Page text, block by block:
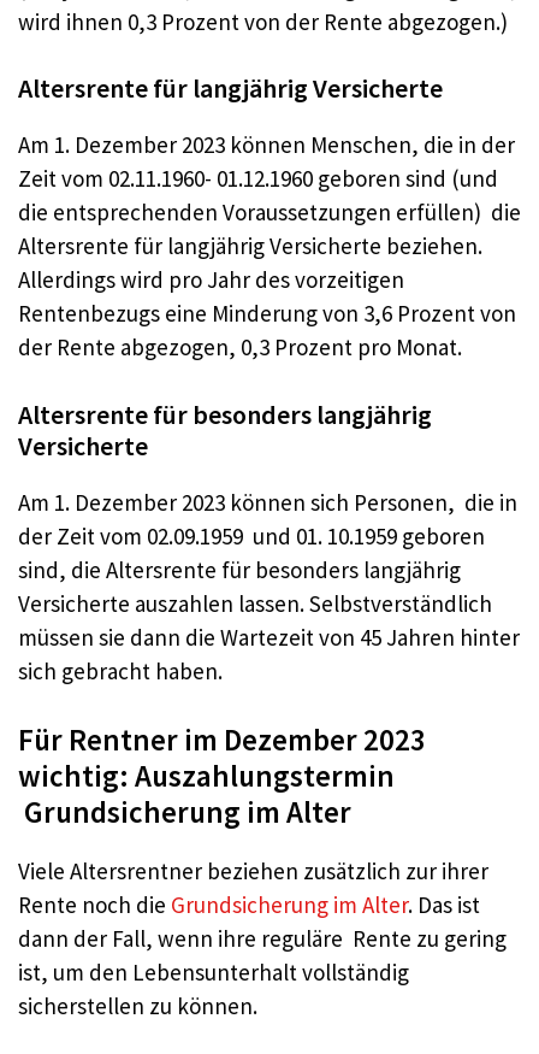
wird ihnen 0,3 Prozent von der Rente abgezogen.)
Altersrente für langjährig Versicherte
Am 1. Dezember 2023 können Menschen, die in der
Zeit vom 02.11.1960- 01.12.1960 geboren sind (und
die entsprechenden Voraussetzungen erfüllen) die
Altersrente für langjährig Versicherte beziehen.
Allerdings wird pro Jahr des vorzeitigen
Rentenbezugs eine Minderung von 3,6 Prozent von
der Rente abgezogen, 0,3 Prozent pro Monat.
Altersrente für besonders langjährig
Versicherte
Am 1. Dezember 2023 können sich Personen, die in
der Zeit vom 02.09.1959 und 01. 10.1959 geboren
sind, die Altersrente für besonders langjährig
Versicherte auszahlen lassen. Selbstverständlich
müssen sie dann die Wartezeit von 45 Jahren hinter
sich gebracht haben.
Für Rentner im Dezember 2023
wichtig: Auszahlungstermin
Grundsicherung im Alter
Viele Altersrentner beziehen zusätzlich zur ihrer
Rente noch die Grundsicherung im Alter. Das ist
dann der Fall, wenn ihre reguläre Rente zu gering
ist, um den Lebensunterhalt vollständig
sicherstellen zu können.